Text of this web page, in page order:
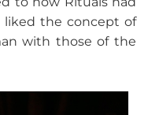
the concept of
with those of the